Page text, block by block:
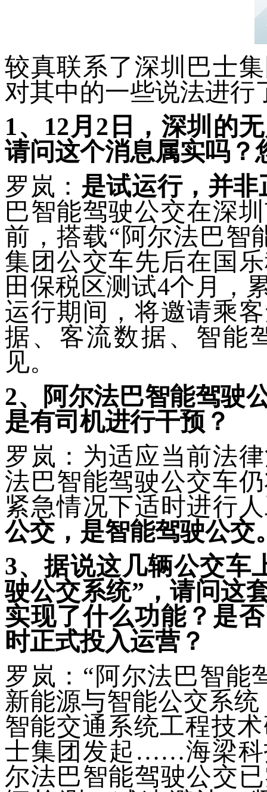
较真联系了深圳巴士
对其中的一些说法进行
1、12月2日，深圳的
请问这个消息属实吗？
罗岚： 是试运行，并非
巴智能驾驶公交在深
前，搭载“阿尔法巴智
集团公交车先后在国
田保税区测试4个月，
运行期间，将邀请乘
据、客流数据、智能
见。
2、阿尔法巴智能驾驶
是有司机进行干预？
罗岚：为适应当前法
法巴智能驾驶公交车
紧急情况下适时进行
公交，是智能驾驶公交
3、据说这几辆公交车
驶公交系统”，请问这
实现了什么功能？是
时正式投入运营？
罗岚：“阿尔法巴智能
新能源与智能公交系
智能交通系统工程技
士集团发起……海梁科
尔法巴智能驾驶公交